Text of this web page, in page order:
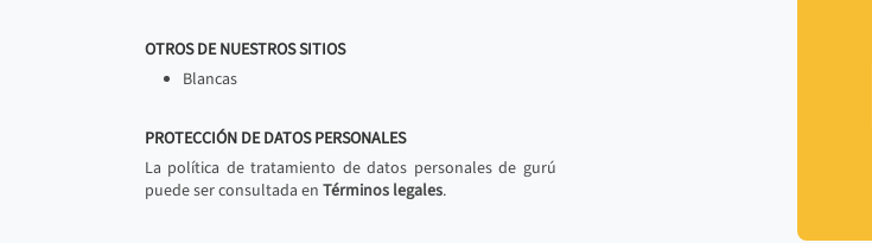
OTROS DE NUESTROS SITIOS
Blancas
PROTECCIÓN DE DATOS PERSONALES
La política de tratamiento de datos personales de gurú
puede ser consultada en Términos legales.